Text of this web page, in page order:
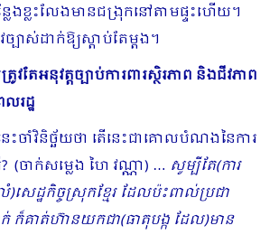
ែងខ្លះលែងមានជង្រុកនៅតាមផ្ទះហើយ។
ាស់ដាក់ឱ្យស្ដាប់តែម្ដង។
វតែអនុវត្តច្បាប់ការពារស្ថិរភាព និងជីវភាព
រដ្ឋ
េះចាំវិនិច្ឆ័យថា តើនេះជាគោលបំណងនៃការ
(ចាក់សម្លេង ហៃ វណ្ណា) … សូម្បីតែ(ការ
ដ្ឋកិច្ចស្រុកខ្មែរ ដែលប៉ះពាល់ប្រជា
ក់ ក៏គាត់ហ៊ានយកជា(ធាតុបង្ក ដែល)មាន